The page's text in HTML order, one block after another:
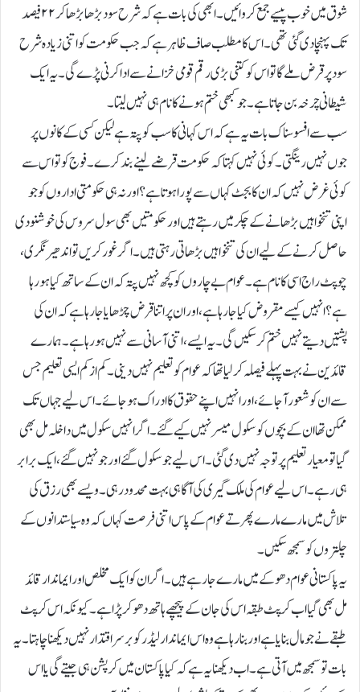
شوق میں خوب پیسے جمع کروائیں۔ ابھی کی بات ہے کہ شرح سود بڑھا بڑھاکر ۲۲فیصد
تک پہنچا دی گئی تھی۔اس کا مطلب صاف ظاہر ہے کہ جب حکومت کو اتنی زیادہ شرح
سودپر قرض ملے گا تو اس کو کتنی بڑی رقم قومی خزانے سے ادا کرنی پڑے گی۔یہ ایک
شیطانی چرخہ بن جاتا ہے۔ جو کبھی ختم ہونے کا نام ہی نہیں لیتا۔
سب سے افسوسنا ک بات یہ ہے کہ اس کہانی کا سب کو پتہ ہے لیکن کسی کے کانوں پر
جوں نہیں رینگتی۔کوئی نہیں کہتا کہ حکومت قرضے لینے بند کرے۔ فوج کو تو اس سے
کوئی غرض نہیں کہ ان کا بجٹ کہاں سے پورا ہوتا ہے؟ اور نہ ہی حکومتی اداروں کو جو
اپنی تنخواہیں بڑھانے کے چکر میں رہتے ہیں اور حکومتیں بھی سول سروس کی خوشنودی
حاصل کرنے کے لیے ان کی تنخواہیں بڑھاتی رہتی ہیں۔اگر غور کریں تو اندھیر نگری،
چوپٹ راج اسی کا نام ہے۔عوام بے چاروں کو کچھ نہیں پتہ کہ ان کے ساتھ کیا ہو رہا
ہے؟ انہیں کیسے مقروض کیا جا رہا ہے ، اور ان پر اتنا قرض چڑھایا جا رہا ہے کہ ان کی
پشتیں دیتے نہیں ختم کر سکیں گی۔یہ ایسے ، اتنی آسانی سے نہیں ہو رہا ہے۔ ہمارے
قائدین نے بہت پہلے فیصلہ کر لیا تھا کہ عوام کو تعلیم نہیں دینی۔کم از کم ایسی تعلیم جس
سے ان کو شعور آجائے، اور انہیں اپنے حقوق کا ادراک ہو جائے۔اس لیے جہاں تک
ممکن تھا ان کے بچوں کو سکول میسر نہیں کیے گئے۔اگر انہیں سکول میں داخلہ مل بھی
گیا تو معیار تعلیم پر توجہ نہیں دی گئی۔اس لیے جو سکول گئے اور جو نہیں گئے، ایک برابر
ہی رہے۔اس لیے عوام کی ملک گیری کی آگاہی بہت محدود رہی۔ ویسے بھی رزق کی
تلاش میں مارے مارے پھرتے عوام کے پاس اتنی فرصت کہاں کہ وہ سیاستدانوں کے
چلتروں کو سمجھ سکیں۔
یہ پاکستانی عوام دھوکے میں مارے جا رہے ہیں۔ اگر ان کو ایک مخلص اور ایماندار قائد
مل بھی گیا اب کرپٹ طبقہ اس کی جان کے پیچھے ہاتھ دھو کر پڑا ہے۔کیونکہ اس کرپٹ
طبقے نے جو مال بنایا ہے اور بنا رہا ہے وہ اس ایماندار لیڈر کو بر سر اقتدار نہیں دیکھنا چاہتا۔یہ
بات تو سمجھ میں آتی ہے۔اب دیکھنا یہ ہے کہ کیا پاکستان میں کرپشن ہی جیتے گی یا اس